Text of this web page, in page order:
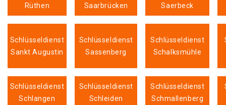
Rüthen Saarbrücken Saerbeck
Schlüsseldienst
Sankt Augustin
Schlüsseldienst
Sassenberg
Schlüsseldienst
Schalksmühle
Schlüsseldienst
Schlangen
Schlüsseldienst
Schleiden
Schlüsseldienst
Schmallenberg